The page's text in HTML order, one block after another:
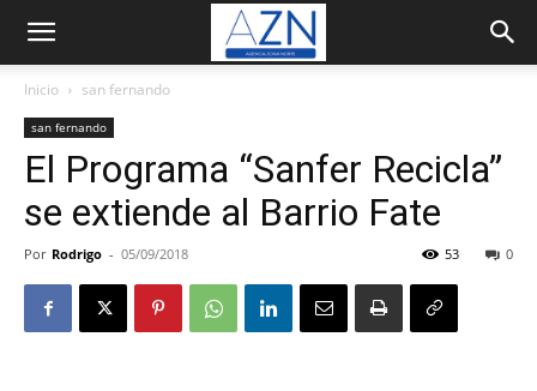
Inicio san fernando
san fernando
El Programa “Sanfer Recicla”
se extiende al Barrio Fate
Por Rodrigo - 05/09/2018 0
53